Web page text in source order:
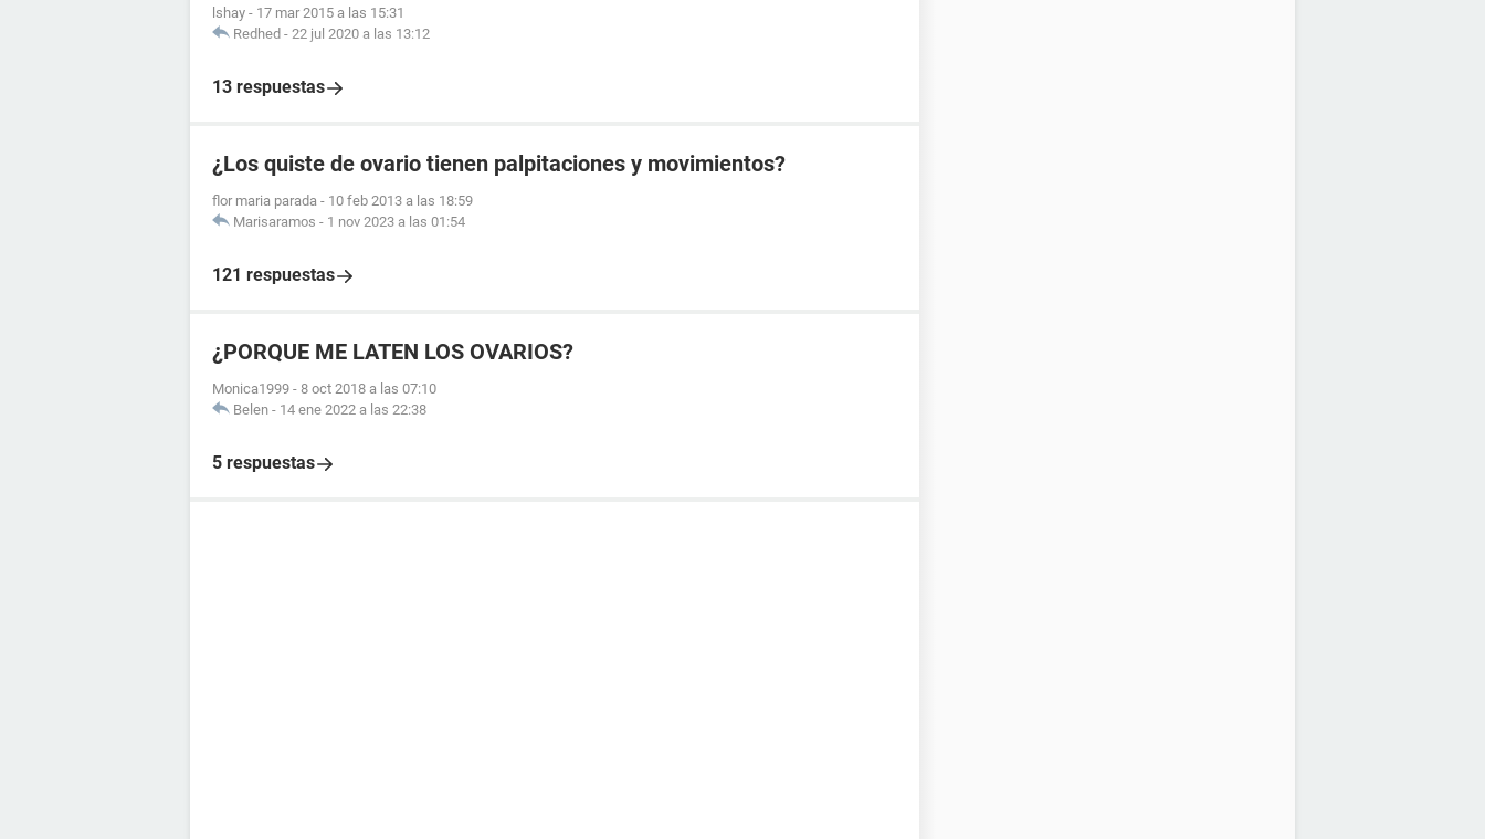
lshay - 17 mar 2015 a las 15:31
Redhed - 22 jul 2020 a las 13:12
13 respuestas
¿Los quiste de ovario tienen palpitaciones y movimientos?
flor maria parada - 10 feb 2013 a las 18:59
Marisaramos - 1 nov 2023 a las 01:54
121 respuestas
¿PORQUE ME LATEN LOS OVARIOS?
Monica1999 - 8 oct 2018 a las 07:10
Belen - 14 ene 2022 a las 22:38
5 respuestas